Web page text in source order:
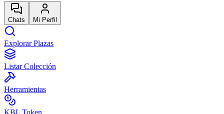
Chats Mi Perfil
Explorar Plazas
Listar Colección
Herramientas
KBL Token